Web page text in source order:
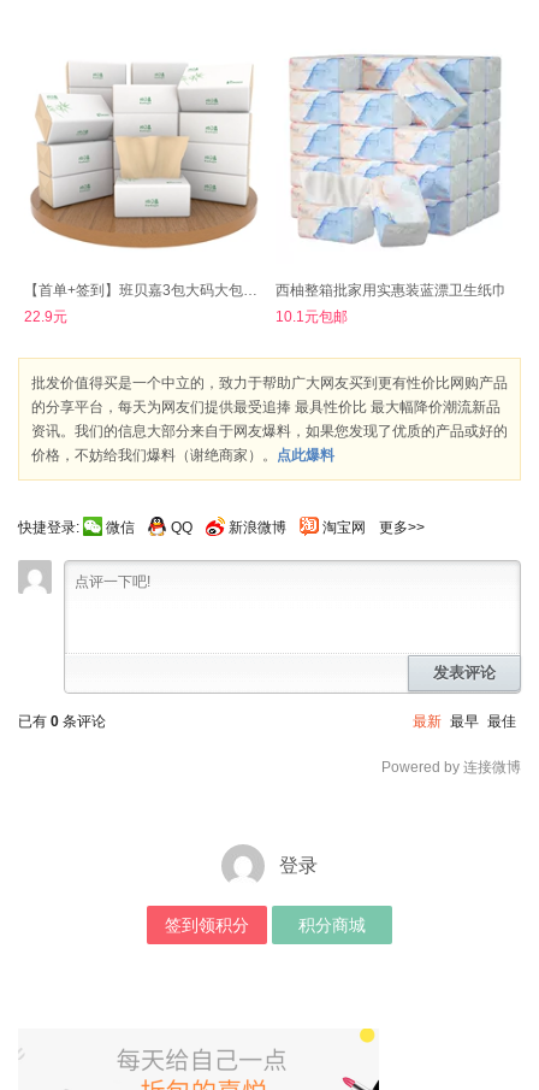
【首单+签到】班贝嘉3包大码大包抽纸
22.9元
西柚整箱批家用实惠装蓝漂卫生纸巾
10.1元包邮
批发价值得买是一个中立的，致力于帮助广大网友买到更有性价比网购产品
的分享平台，每天为网友们提供最受追捧 最具性价比 最大幅降价潮流新品
资讯。我们的信息大部分来自于网友爆料，如果您发现了优质的产品或好的
价格，不妨给我们爆料（谢绝商家）。 点此爆料
快捷登录: 微信 QQ 新浪微博 淘宝网 更多>>
发表评论
已有 0 条评论 最新 最早 最佳
Powered by 连接微博
登录
签到领积分 积分商城